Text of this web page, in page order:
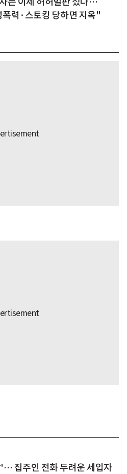
폭력·스토킹 당하면 지옥"
집주인 전화 두려운 세입자